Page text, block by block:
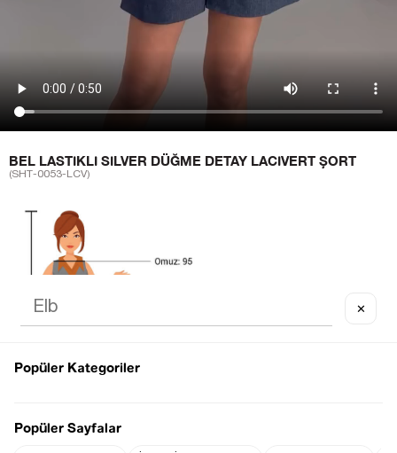
BEL LASTIKLI SILVER DÜĞME DETAY LACIVERT ŞORT
(SHT-0053-LCV)
✕
Popüler Kategoriler
Popüler Sayfalar